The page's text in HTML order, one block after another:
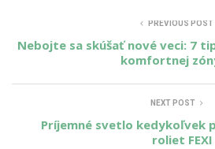
PREVIOUS POST
Nebojte sa skúšať nové veci: 7
komfortnej
NEXT POST
Príjemné svetlo kedykoľvek
roliet FEXI